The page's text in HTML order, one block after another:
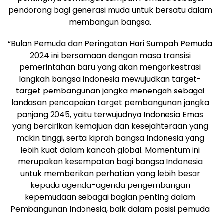
pendorong bagi generasi muda untuk bersatu dalam
membangun bangsa.
“Bulan Pemuda dan Peringatan Hari Sumpah Pemuda
2024 ini bersamaan dengan masa transisi
pemerintahan baru yang akan mengorkestrasi
langkah bangsa Indonesia mewujudkan target-
target pembangunan jangka menengah sebagai
landasan pencapaian target pembangunan jangka
panjang 2045, yaitu terwujudnya Indonesia Emas
yang bercirikan kemajuan dan kesejahteraan yang
makin tinggi, serta kiprah bangsa Indonesia yang
lebih kuat dalam kancah global. Momentum ini
merupakan kesempatan bagi bangsa Indonesia
untuk memberikan perhatian yang lebih besar
kepada agenda-agenda pengembangan
kepemudaan sebagai bagian penting dalam
Pembangunan Indonesia, baik dalam posisi pemuda